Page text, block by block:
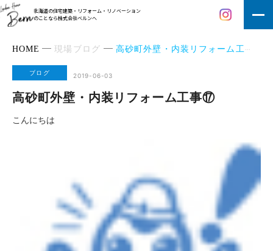
北海道の住宅建築・リフォーム・リノベーション
のことなら株式会社ベルンへ
HOME 現場ブログ 高砂町外壁・内装リフォーム工事⑰
ブログ 2019-06-03
高砂町外壁・内装リフォーム工事⑰
こんにちは